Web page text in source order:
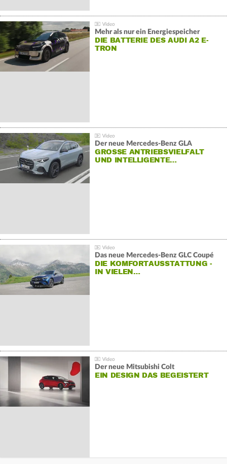
Mehr als nur ein Energiespeicher
DIE BATTERIE DES AUDI A2 E-
TRON
Der neue Mercedes-Benz GLA
GROSSE ANTRIEBSVIELFALT U
ND INTELLIGENTE…
Das neue Mercedes-Benz GLC Coupé
DIE KOMFORTAUSSTATTUNG -
IN VIELEN…
Der neue Mitsubishi Colt
EIN DESIGN DAS BEGEISTERT